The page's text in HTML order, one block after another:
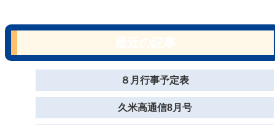
８月行事予定表
久米高通信8月号